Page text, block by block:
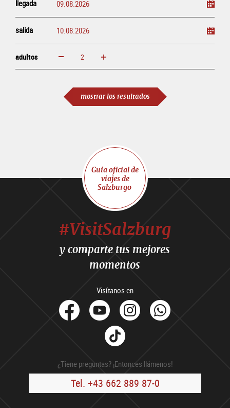
llegada
salida
adultos aumentar disminuir
mostrar los resultados
Guía oficial de
viajes de
Salzburgo
#VisitSalzburg
y comparte tus mejores
momentos
Visítanos en
facebook
YoutubeInstagram
Tik
Tok
¿Tiene preguntas? ¡Entonces llámenos!
Tel. +43 662 889 87-0